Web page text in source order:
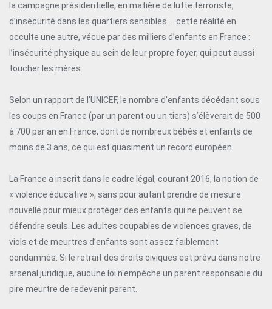
la campagne présidentielle, en matière de lutte terroriste,
d’insécurité dans les quartiers sensibles … cette réalité en
occulte une autre, vécue par des milliers d’enfants en France :
l’insécurité physique au sein de leur propre foyer, qui peut aussi
toucher les mères.
Selon un rapport de l’UNICEF, le nombre d’enfants décédant sous
les coups en France (par un parent ou un tiers) s’élèverait de 500
à 700 par an en France, dont de nombreux bébés et enfants de
moins de 3 ans, ce qui est quasiment un record européen.
La France a inscrit dans le cadre légal, courant 2016, la notion de
« violence éducative », sans pour autant prendre de mesure
nouvelle pour mieux protéger des enfants qui ne peuvent se
défendre seuls. Les adultes coupables de violences graves, de
viols et de meurtres d’enfants sont assez faiblement
condamnés. Si le retrait des droits civiques est prévu dans notre
arsenal juridique, aucune loi n'empêche un parent responsable du
pire meurtre de redevenir parent.